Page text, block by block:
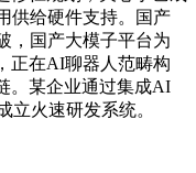
供给硬件支持。国产
，国产大模子平台为
正在AI聊器人范畴构
。某企业通过集成AI
立火速研发系统。